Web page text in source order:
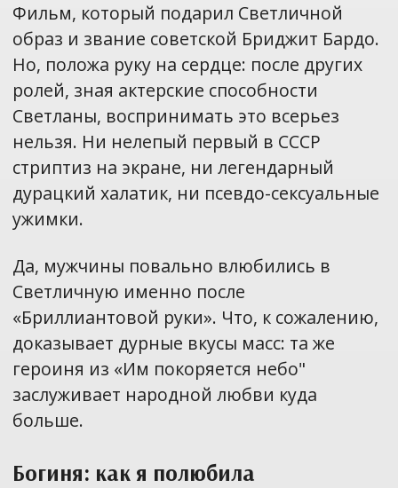
Фильм, который подарил Светличной
образ и звание советской Бриджит Бардо.
Но, положа руку на сердце: после других
ролей, зная актерские способности
Светланы, воспринимать это всерьез
нельзя. Ни нелепый первый в СССР
стриптиз на экране, ни легендарный
дурацкий халатик, ни псевдо-сексуальные
ужимки.
Да, мужчины повально влюбились в
Светличную именно после
«Бриллиантовой руки». Что, к сожалению,
доказывает дурные вкусы масс: та же
героиня из «Им покоряется небо"
заслуживает народной любви куда
больше.
Богиня: как я полюбила